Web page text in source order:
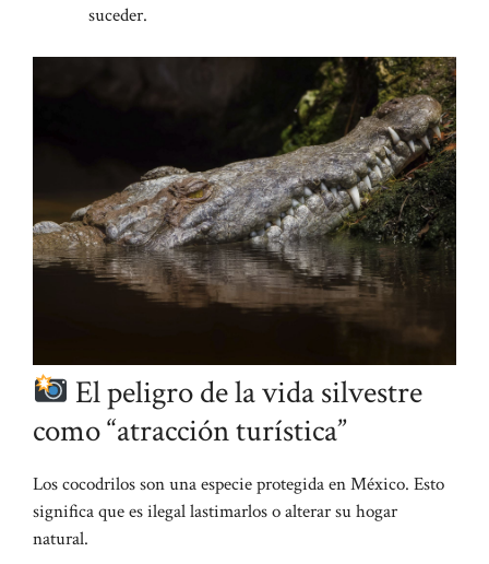
suceder.
El peligro de la vida silvestre
como “atracción turística”
Los cocodrilos son una especie protegida en México. Esto
significa que es ilegal lastimarlos o alterar su hogar
natural.